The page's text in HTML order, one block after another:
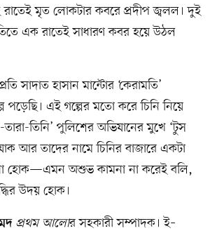
মৃত লোকটার কবরে প্রদীপ জ্বলল। দুই
এক রাতেই সাধারণ কবর হয়ে উঠল
সাদাত হাসান মান্টোর ‘কেরামতি’
পড়েছি। এই গল্পের মতো করে চিনি নিয়ে
তারা-তিনি’ পুলিশের অভিযানের মুখে ‘টুস
আর তাদের নামে চিনির বাজারে একটা
হোক—এমন অশুভ কামনা না করেই বলি,
উদয় হোক।
প্রথম আলোর সহকারী সম্পাদক। ই–